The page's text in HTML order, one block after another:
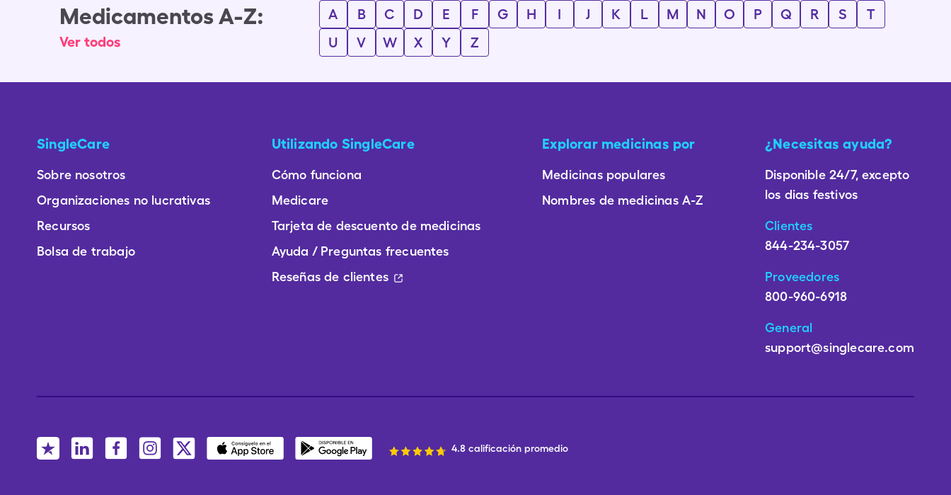
Medicamentos A-Z:
Ver todos
A B C D E F G H I J K L M N O P Q R S
T
U
V W X Y Z
SingleCare
Sobre nosotros
Organizaciones no lucrativas
Recursos
Bolsa de trabajo
Utilizando SingleCare
Cómo funciona
Medicare
Tarjeta de descuento de medicinas
Ayuda / Preguntas frecuentes
Reseñas de clientes
Explorar medicinas por
Medicinas populares
Nombres de medicinas A-Z
¿Necesitas ayuda?
Disponible 24/7, excepto
los dias festivos
Clientes
844-234-3057
Proveedores
800-960-6918
General
support@singlecare.com
4.8 calificación promedio